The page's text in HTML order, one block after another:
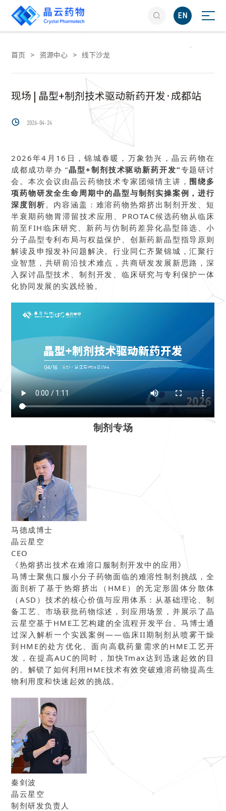
 EN
首页 > 资源中心 > 线下沙龙
现场 | 晶型+制剂技术驱动新药开发·成都站
 2026-04-24
2026年4月16日，锦城春暖，万象勃兴，晶云药物在
成都成功举办 “晶型+制剂技术驱动新药开发”专题研讨
会。本次会议由晶云药物技术专家团倾情主讲， 围绕多
项药物研发全生命周期中的晶型与制剂实操案例，进行
深度剖析。内容涵盖：难溶药物热熔挤出制剂开发、短
半衰期药物胃滞留技术应用、PROTAC候选药物从临床
前至FIH临床研究、新药与仿制药差异化晶型筛选、小
分子晶型专利布局与权益保护、创新药新晶型指导原则
解读及申报发补问题解决。行业同仁齐聚锦城，汇聚行
业智慧，共研前沿技术难点，共商研发发展新思路，深
入探讨晶型技术、制剂开发、临床研究与专利保护一体
化协同发展的实践经验。
制剂专场
马德成博士
晶云星空
CEO
《热熔挤出技术在难溶口服制剂开发中的应用》
马博士聚焦口服小分子药物面临的难溶性制剂挑战，全
面剖析了基于热熔挤出（HME）的无定形固体分散体
（ASD）技术的核心价值与应用体系：从基础理论、制
备工艺、市场获批药物综述，到应用场景，并展示了晶
云星空基于HME工艺构建的全流程开发平台。马博士通
过深入解析一个实践案例——临床II期制剂从喷雾干燥
到HME的处方优化、面向高载药量需求的HME工艺开
发，在提高AUC的同时，加快Tmax达到迅速起效的目
的。解锁了如何利用HME技术有效突破难溶药物提高生
物利用度和快速起效的挑战。
秦剑波
晶云星空
制剂研发负责人